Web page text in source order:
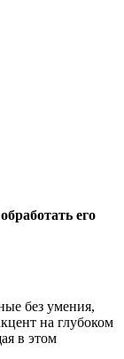
его
без умения,
на глубоком
в этом